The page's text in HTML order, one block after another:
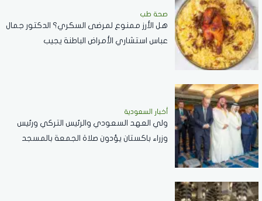
صحة طب
هل الأرز ممنوع لمرضى السكري؟ الدكتور جمال
عباس استشاري الأمراض الباطنة يجيب
أخبار السعودية
ولي العهد السعودي والرئيس التركي ورئيس
وزراء باكستان يؤدون صلاة الجمعة بالمسجد